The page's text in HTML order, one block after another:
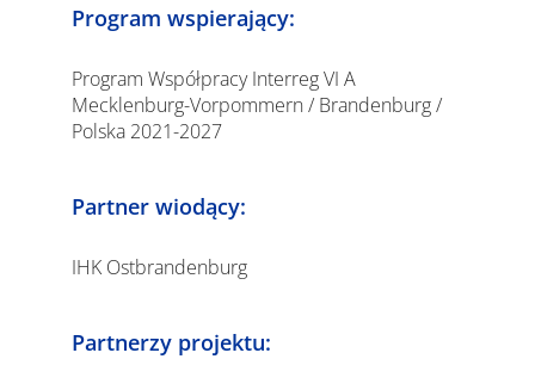
Program wspierający:
Program Współpracy Interreg VI A
Mecklenburg-Vorpommern / Brandenburg /
Polska 2021-2027
Partner wiodący:
IHK Ostbrandenburg
Partnerzy projektu: